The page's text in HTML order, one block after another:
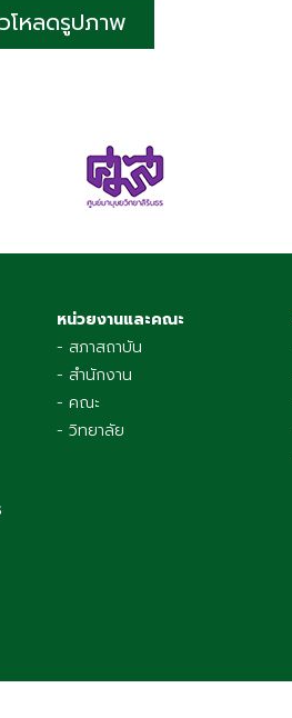
โหลดรูปภาพ
หน่วยงานและคณะ
- สภาสถาบัน
- สำนักงาน
- คณะ
- วิทยาลัย